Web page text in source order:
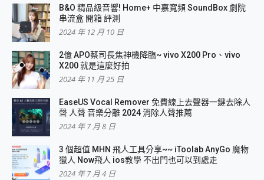
B&O 精品級音響! Home+ 中嘉寬頻 SoundBox 劇院
串流盒 開箱 評測
2024 年 12 月 10 日
2億 APO蔡司長焦神機降臨~ vivo X200 Pro、vivo
X200 就是這麼好拍
2024 年 11 月 25 日
EaseUS Vocal Remover 免費線上去聲器一鍵去除人
聲 人聲 音樂分離 2024 消除人聲推薦
2024 年 7 月 8 日
3 個超值 MHN 飛人工具分享~~ iToolab AnyGo 魔物
獵人 Now飛人 ios教學 不出門也可以到處走
2024 年 7 月 4 日